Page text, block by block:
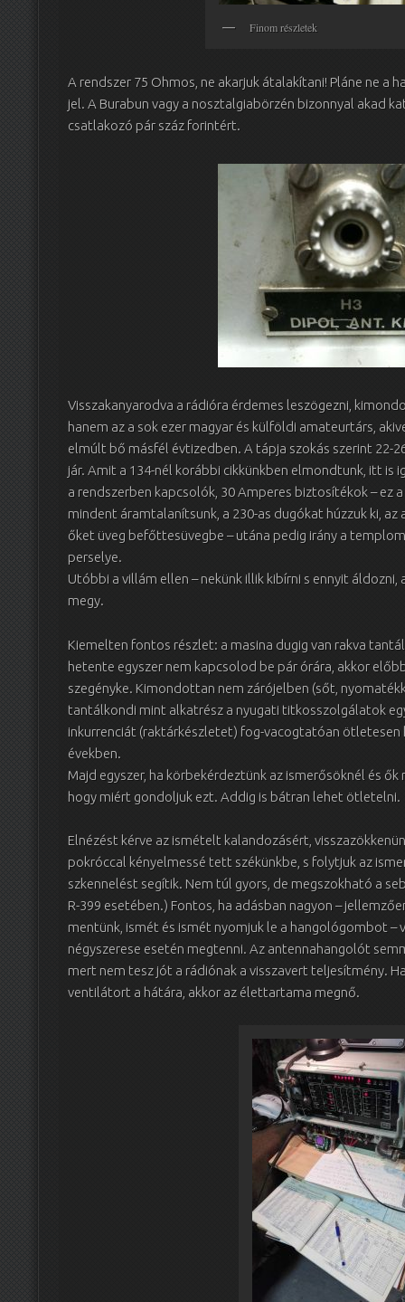
Finom részletek
A rendszer 75 Ohmos, ne akarjuk átalakítani! Pláne ne a
jel. A Burabun vagy a nosztalgiabörzén bizonnyal akad
csatlakozó pár száz forintért.
Visszakanyarodva a rádióra érdemes leszögezni,
hanem az a sok ezer magyar és külföldi amateurtárs,
elmúlt bő másfél évtizedben. A tápja szokás szerint 22-
jár. Amit a 134-nél korábbi cikkünkben elmondtunk, itt is
a rendszerben kapcsolók, 30 Amperes biztosítékok –
mindent áramtalanítsunk, a 230-as dugókat húzzuk ki,
őket üveg befőttesüvegbe – utána pedig irány a
perselye.
Utóbbi a villám ellen – nekünk illik kibírni s ennyit áldozni,
megy.
Kiemelten fontos részlet: a masina dugig van rakva
hetente egyszer nem kapcsolod be pár órára, akkor
szegényke. Kimondottan nem zárójelben (sőt,
tantálkondi mint alkatrész a nyugati titkosszolgálatok
inkurrenciát (raktárkészletet) fog-vacogtatóan ötletesen
években.
Majd egyszer, ha körbekérdeztünk az ismerősöknél és
hogy miért gondoljuk ezt. Addig is bátran lehet ötletelni.
Elnézést kérve az ismételt kalandozásért,
pokróccal kényelmessé tett székünkbe, s folytjuk az
szkennelést segítik. Nem túl gyors, de megszokható a
R-399 esetében.) Fontos, ha adásban nagyon –
mentünk, ismét és ismét nyomjuk le a hangológombot
négyszerese esetén megtenni. Az antennahangolót
mert nem tesz jót a rádiónak a visszavert teljesítmény.
ventilátort a hátára, akkor az élettartama megnő.